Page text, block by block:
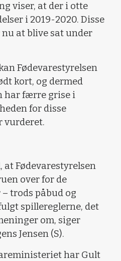
viser, at der i otte
i 2019-2020. Disse
at blive sat under
Fødevarestyrelsen
kort, og dermed
har færre grise i
for disse
vurderet.
at Fødevarestyrelsen
over for de
trods påbud og
spillereglerne, det
om, siger
Jensen (S).
har Gult